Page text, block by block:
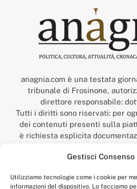
Gestisci Consenso
Utilizziamo tecnologie come i cookie per
informazioni del dispositivo. Lo facciamo
anagnia.com è una testata
tribunale di Frosinone,
direttore responsabile:
Tutti i diritti sono riservati: per
dei contenuti presenti sulla
è richiesta esplicita
“Anagnia” è un marchio
Economico,